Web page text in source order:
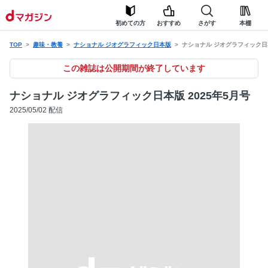
初めての方 おすすめ さがす 本棚
TOP 趣味・教養 ナショナル ジオグラフィック日本版 ナショナル ジオグラフィック
この雑誌は公開期間が終了しています
ナショナル ジオグラフィック日本版 2025年5月号
2025/05/02 配信